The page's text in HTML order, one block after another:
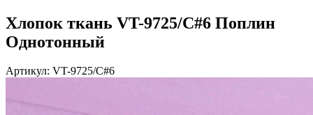
Хлопок ткань VT-9725/C#6 Поплин
Однотонный
Артикул: VT-9725/C#6